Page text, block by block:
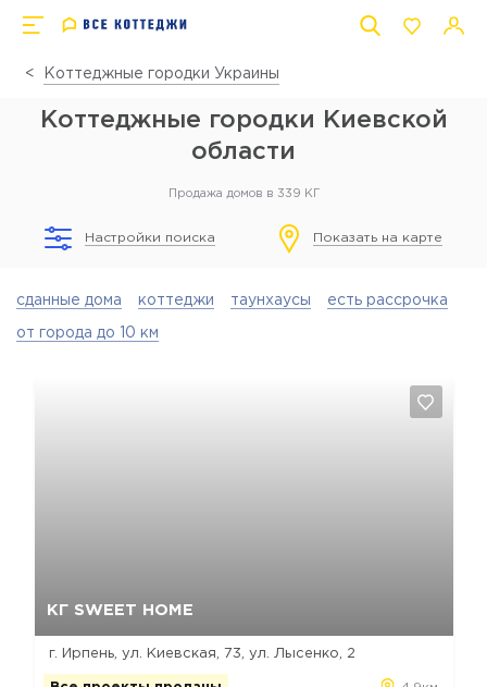
Коттеджные городки Украины
Коттеджные городки Киевской
области
Продажа домов в 339 КГ
Настройки поиска Показать на карте
сданные дома коттеджи таунхаусы есть рассрочка
от города до 10 км
КГ SWEET HOME
г. Ирпень, ул. Киевская, 73, ул. Лысенко, 2